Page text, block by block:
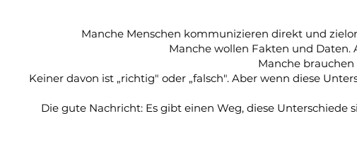
Manche Menschen kommunizieren direkt und
Manche wollen Fakten und Daten.
Manche
Keiner davon ist „richtig" oder „falsch". Aber wenn diese
Die gute Nachricht: Es gibt einen Weg, diese